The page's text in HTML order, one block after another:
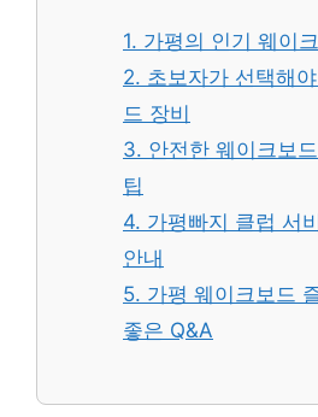
1. 가평의 인기 웨이
2. 초보자가 선택해
드 장비
3. 안전한 웨이크보
팁
4. 가평빠지 클럽 서
안내
5. 가평 웨이크보드
좋은 Q&A